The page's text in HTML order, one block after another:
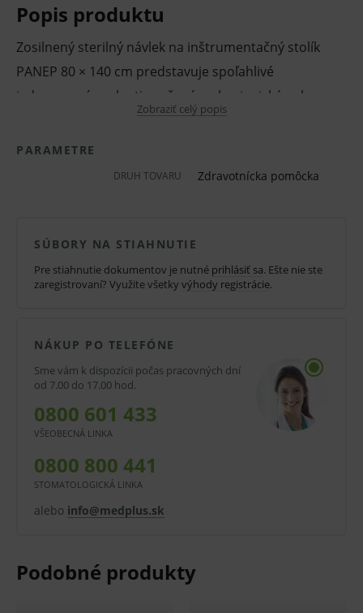
Popis produktu
Zosilnený sterilný návlek na inštrumentačný stolík
PANEP 80 × 140 cm predstavuje spoľahlivé
jednorazové prekrytie určené na hygienickú ochranu
inštrumentačných stolov na operačných sálach aj v
ambulanciách.
Odolný materiál poskytuje účinnú bariéru proti
Modré prevedenie zlepšuje prehľadnosť pracovného
poľa a prispieva k čistému a organizovanému
prostrediu na sále.
Zosilnený materiál pre zvýšenú odolnosť
Spoľahlivá bariéra proti tekutinám a
Sterilné jednorazové prevedenie vhodné pre
Rozmer 80 × 140 cm pre univerzálne použitie
Modrá farba pre dobrú vizuálnu kontrolu
Oblasti použitia:
Zobraziť celý popis
PARAMETRE
DRUH TOVARU Zdravotnícka pomôcka
SÚBORY NA STIAHNUTIE
Pre stiahnutie dokumentov je nutné prihlásiť sa. Ešte nie ste
zaregistrovaní? Využite všetky výhody registrácie.
NÁKUP PO TELEFÓNE
Sme vám k dispozícii počas pracovných dní
od 7.00 do 17.00 hod.
0800 601 433
VŠEOBECNÁ LINKA
0800 800 441
STOMATOLOGICKÁ LINKA
alebo info@medplus.sk